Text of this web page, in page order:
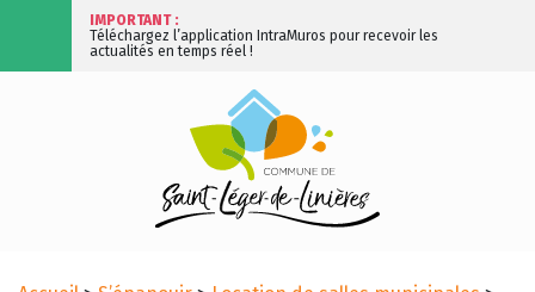
IMPORTANT :
Téléchargez l’application IntraMuros pour recevoir les
actualités en temps réel !